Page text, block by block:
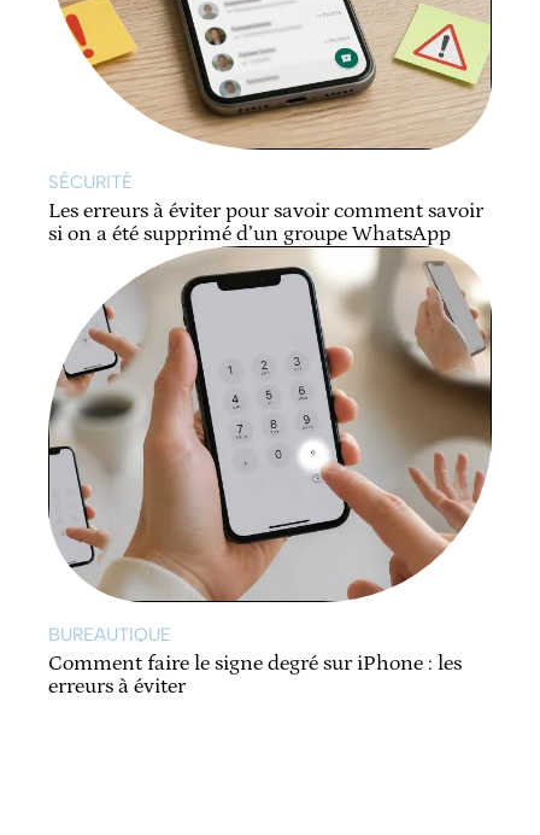
SÉCURITÉ
Les erreurs à éviter pour savoir comment savoir
si on a été supprimé d’un groupe WhatsApp
BUREAUTIQUE
Comment faire le signe degré sur iPhone : les
erreurs à éviter